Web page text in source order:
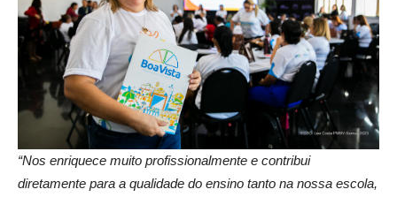
“Nos enriquece muito profissionalmente e contribui
diretamente para a qualidade do ensino tanto na nossa escola,